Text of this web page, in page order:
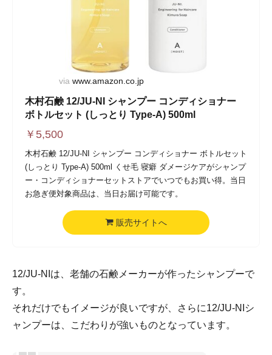
via www.amazon.co.jp
木村石鹸 12/JU-NI シャンプー コンディショナー
ボトルセット (しっとり Type-A) 500ml
￥ 5,500
木村石鹸 12/JU-NI シャンプー コンディショナー ボトルセット
(しっとり Type-A) 500ml くせ毛 寝癖 ダメージケアがシャンプ
ー・コンディショナーセットストアでいつでもお買い得。当日
お急ぎ便対象商品は、当日お届け可能です。
販売サイトへ
12/JU-NIは、老舗の石鹸メーカーが作ったシャンプーで
す。
それだけでもイメージが良いですが、さらに12/JU-NIシ
ャンプーは、こだわりが強いものとなっています。